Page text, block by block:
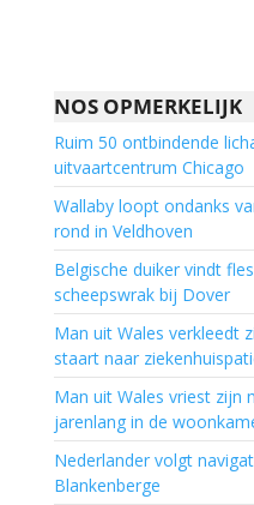
NOS OPMERKELIJK
Ruim 50 ontbindende
uitvaartcentrum Chicago
Wallaby loopt ondanks
rond in Veldhoven
Belgische duiker vindt
scheepswrak bij Dover
Man uit Wales verkleedt
staart naar
Man uit Wales vriest zijn
jarenlang in de
Nederlander volgt
Blankenberge